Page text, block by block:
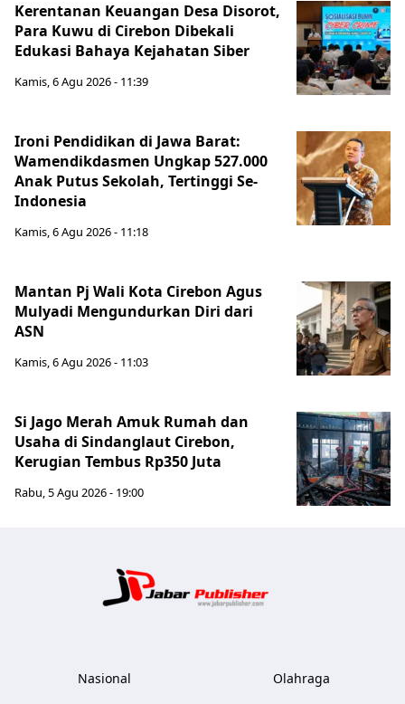
Kerentanan Keuangan Desa Disorot,
Para Kuwu di Cirebon Dibekali
Edukasi Bahaya Kejahatan Siber
Kamis, 6 Agu 2026 - 11:39
Ironi Pendidikan di Jawa Barat:
Wamendikdasmen Ungkap 527.000
Anak Putus Sekolah, Tertinggi Se-
Indonesia
Kamis, 6 Agu 2026 - 11:18
Mantan Pj Wali Kota Cirebon Agus
Mulyadi Mengundurkan Diri dari
ASN
Kamis, 6 Agu 2026 - 11:03
Si Jago Merah Amuk Rumah dan
Usaha di Sindanglaut Cirebon,
Kerugian Tembus Rp350 Juta
Rabu, 5 Agu 2026 - 19:00
Nasional
Olahraga